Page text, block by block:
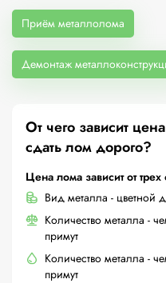
Приём металлолома
Демонтаж
От чего зависит
сдать лом дорого?
Цена лома зависит от трех
Вид металла -
Количество металла -
примут
Количество металла -
примут